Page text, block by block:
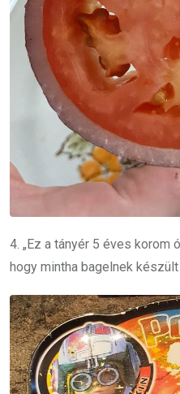
4. „Ez a tányér 5 éves korom
hogy mintha bagelnek készült